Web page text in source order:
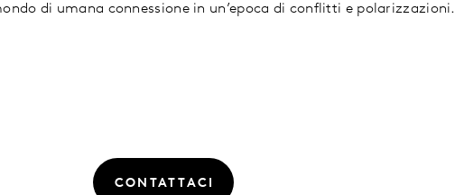
di umana connessione in un’epoca di conflitti e polarizzazioni.
CONTATTACI